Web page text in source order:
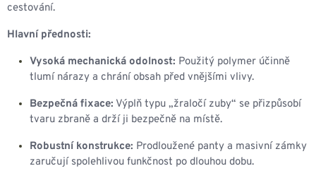
cestování.
Hlavní přednosti:
Vysoká mechanická odolnost: Použitý polymer účinně
tlumí nárazy a chrání obsah před vnějšími vlivy.
Bezpečná fixace: Výplň typu „žraločí zuby“ se přizpůsobí
tvaru zbraně a drží ji bezpečně na místě.
Robustní konstrukce: Prodloužené panty a masivní zámky
zaručují spolehlivou funkčnost po dlouhou dobu.